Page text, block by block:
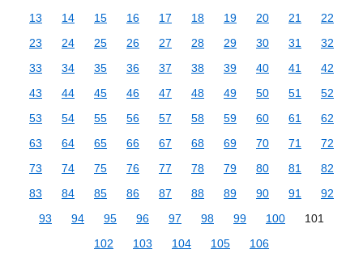
13
14 15 16 17 18 19 20 21
22
23
24 25 26 27 28 29 30 31
32
33
34 35 36 37 38 39 40 41
42
43
44 45 46 47 48 49 50 51
52
53
54 55 56 57 58 59 60 61
62
63
64 65 66 67 68 69 70 71
72
73
74 75 76 77 78 79 80 81
82
83
84 85 86 87 88 89 90 91
92
93
94 95 96 97 98 99 100
101
102
103 104 105 106